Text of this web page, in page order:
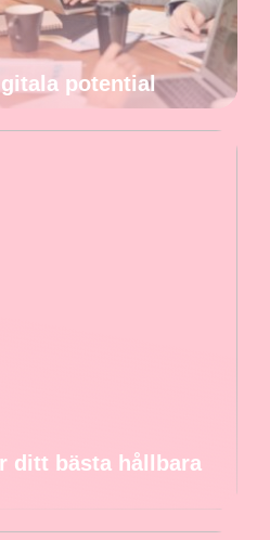
potential
ditt bästa hållbara